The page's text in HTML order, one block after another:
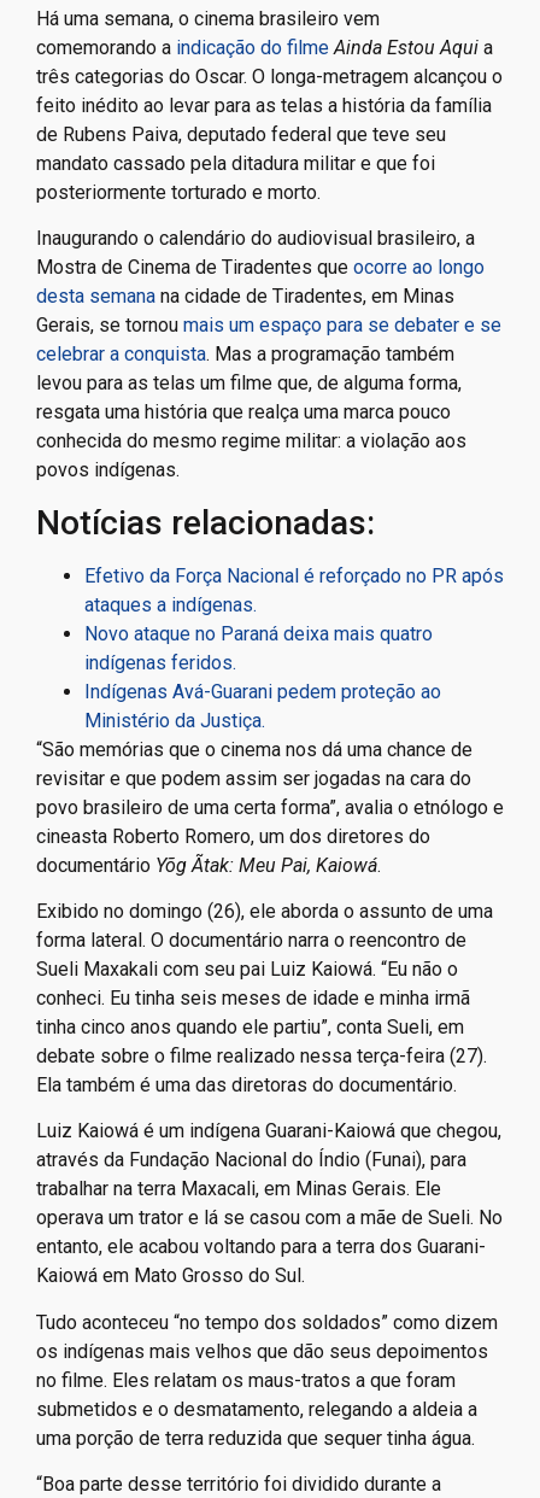
Há uma semana, o cinema brasileiro vem
comemorando a indicação do filme Ainda Estou Aqui a
três categorias do Oscar. O longa-metragem alcançou o
feito inédito ao levar para as telas a história da família
de Rubens Paiva, deputado federal que teve seu
mandato cassado pela ditadura militar e que foi
posteriormente torturado e morto.
Inaugurando o calendário do audiovisual brasileiro, a
Mostra de Cinema de Tiradentes que ocorre ao longo
desta semana na cidade de Tiradentes, em Minas
Gerais, se tornou mais um espaço para se debater e se
celebrar a conquista. Mas a programação também
levou para as telas um filme que, de alguma forma,
resgata uma história que realça uma marca pouco
conhecida do mesmo regime militar: a violação aos
povos indígenas.
Notícias relacionadas:
Efetivo da Força Nacional é reforçado no PR após
ataques a indígenas.
Novo ataque no Paraná deixa mais quatro
indígenas feridos.
Indígenas Avá-Guarani pedem proteção ao
Ministério da Justiça.
“São memórias que o cinema nos dá uma chance de
revisitar e que podem assim ser jogadas na cara do
povo brasileiro de uma certa forma”, avalia o etnólogo e
cineasta Roberto Romero, um dos diretores do
documentário Yõg Ãtak: Meu Pai, Kaiowá.
Exibido no domingo (26), ele aborda o assunto de uma
forma lateral. O documentário narra o reencontro de
Sueli Maxakali com seu pai Luiz Kaiowá. “Eu não o
conheci. Eu tinha seis meses de idade e minha irmã
tinha cinco anos quando ele partiu”, conta Sueli, em
debate sobre o filme realizado nessa terça-feira (27).
Ela também é uma das diretoras do documentário.
Luiz Kaiowá é um indígena Guarani-Kaiowá que chegou,
através da Fundação Nacional do Índio (Funai), para
trabalhar na terra Maxacali, em Minas Gerais. Ele
operava um trator e lá se casou com a mãe de Sueli. No
entanto, ele acabou voltando para a terra dos Guarani-
Kaiowá em Mato Grosso do Sul.
Tudo aconteceu “no tempo dos soldados” como dizem
os indígenas mais velhos que dão seus depoimentos
no filme. Eles relatam os maus-tratos a que foram
submetidos e o desmatamento, relegando a aldeia a
uma porção de terra reduzida que sequer tinha água.
“Boa parte desse território foi dividido durante a